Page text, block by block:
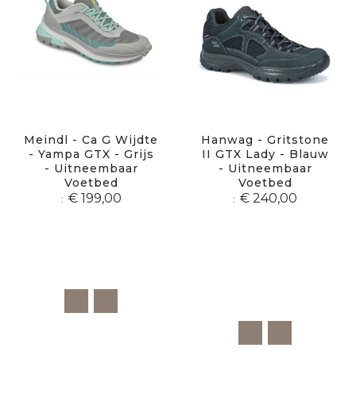
Meindl - Ca G Wijdte
- Yampa GTX - Grijs
- Uitneembaar
Voetbed
€ 199,00
Hanwag - Gritstone
II GTX Lady - Blauw
- Uitneembaar
Voetbed
€ 240,00